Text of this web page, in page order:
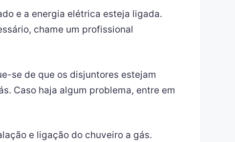
e a energia elétrica esteja ligada.
chame um profissional
se de que os disjuntores estejam
Caso haja algum problema, entre em
e ligação do chuveiro a gás.